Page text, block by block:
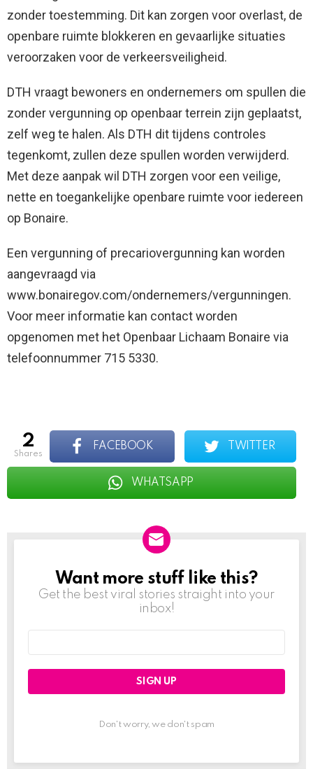
zonder toestemming. Dit kan zorgen voor overlast, de
openbare ruimte blokkeren en gevaarlijke situaties
veroorzaken voor de verkeersveiligheid.
DTH vraagt bewoners en ondernemers om spullen die
zonder vergunning op openbaar terrein zijn geplaatst,
zelf weg te halen. Als DTH dit tijdens controles
tegenkomt, zullen deze spullen worden verwijderd.
Met deze aanpak wil DTH zorgen voor een veilige,
nette en toegankelijke openbare ruimte voor iedereen
op Bonaire.
Een vergunning of precariovergunning kan worden
aangevraagd via
www.bonairegov.com/ondernemers/vergunningen.
Voor meer informatie kan contact worden
opgenomen met het Openbaar Lichaam Bonaire via
telefoonnummer 715 5330.
2
shares
FACEBOOK TWITTER
WHATSAPP
NEWSLETTER
Want more stuff like this?
Get the best viral stories straight into your
inbox!
Don't worry, we don't spam